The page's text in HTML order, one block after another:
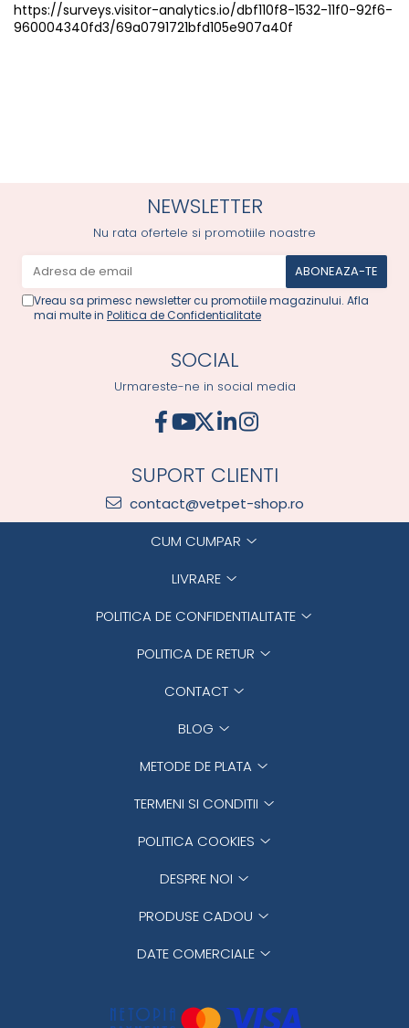
https://surveys.visitor-analytics.io/dbf110f8-1532-11f0-92f6-
960004340fd3/69a0791721bfd105e907a40f
NEWSLETTER
Nu rata ofertele si promotiile noastre
Vreau sa primesc newsletter cu promotiile magazinului. Afla
mai multe in Politica de Confidentialitate
SOCIAL
Urmareste-ne in social media
SUPORT CLIENTI
contact@vetpet-shop.ro
CUM CUMPAR
LIVRARE
POLITICA DE CONFIDENTIALITATE
POLITICA DE RETUR
CONTACT
BLOG
METODE DE PLATA
TERMENI SI CONDITII
POLITICA COOKIES
DESPRE NOI
PRODUSE CADOU
DATE COMERCIALE